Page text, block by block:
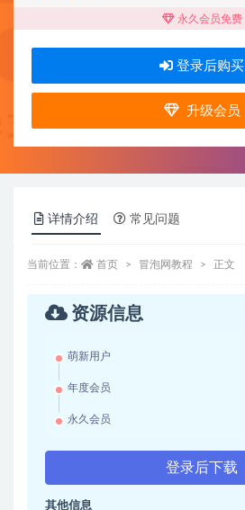
永久会员免费
登录后购买
升级会员
详情介绍 常见问题
当前位置： 首页 冒泡网教程 正文
资源信息
萌新用户
年度会员
永久会员
登录后下载
其他信息